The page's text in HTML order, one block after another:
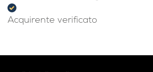
Acquirente verificato